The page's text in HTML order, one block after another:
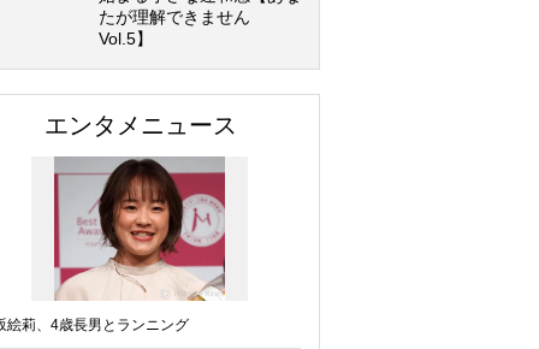
たが理解できません
Vol.5】
エンタメニュース
絵莉、4歳長男とランニング